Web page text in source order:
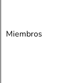
Miembros